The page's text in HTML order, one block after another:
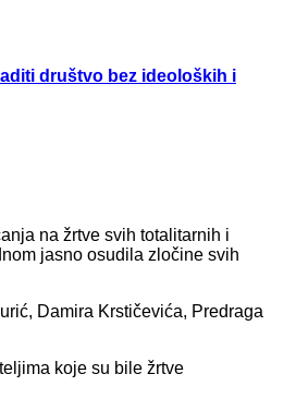
društvo bez ideoloških i
na žrtve svih totalitarnih i
jasno osudila zločine svih
Damira Krstičevića, Predraga
koje su bile žrtve